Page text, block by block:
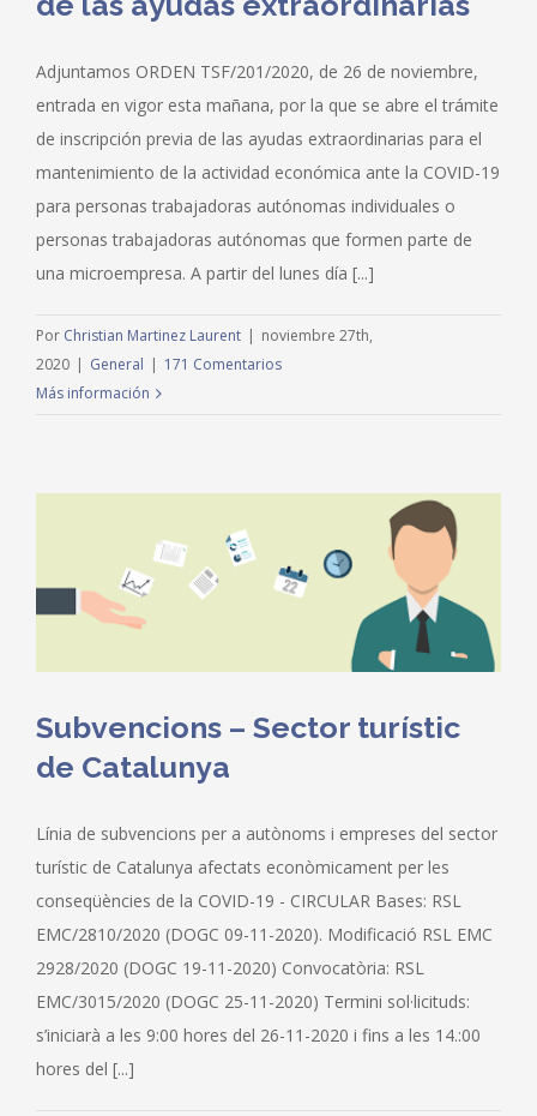
Adjuntamos ORDEN TSF/201/2020, de 26 de noviembre,
entrada en vigor esta mañana, por la que se abre el trámite
de inscripción previa de las ayudas extraordinarias para el
mantenimiento de la actividad económica ante la COVID-19
para personas trabajadoras autónomas individuales o
personas trabajadoras autónomas que formen parte de
una microempresa. A partir del lunes día [...]
Por Christian Martinez Laurent | noviembre 27th,
2020 | General | 171 Comentarios
Más información
Subvencions – Sector turístic
de Catalunya
Línia de subvencions per a autònoms i empreses del sector
turístic de Catalunya afectats econòmicament per les
conseqüències de la COVID-19 - CIRCULAR Bases: RSL
EMC/2810/2020 (DOGC 09-11-2020). Modificació RSL EMC
2928/2020 (DOGC 19-11-2020) Convocatòria: RSL
EMC/3015/2020 (DOGC 25-11-2020) Termini sol·licituds:
s’iniciarà a les 9:00 hores del 26-11-2020 i fins a les 14.:00
hores del [...]